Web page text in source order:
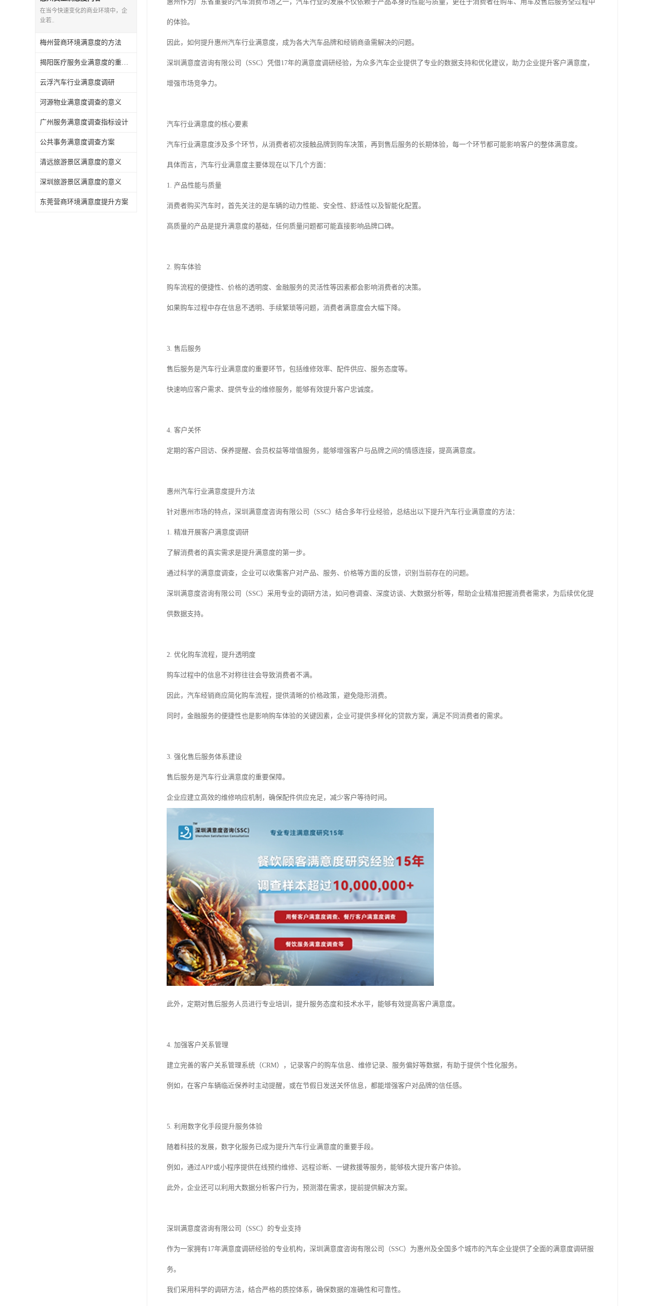
在当今快速变化的商业环境中，企
业若..
梅州营商环境满意度的方法
揭阳医疗服务业满意度的重要性有哪些
云浮汽车行业满意度调研
河源物业满意度调查的意义
广州服务满意度调查指标设计
公共事务满意度调查方案
清远旅游景区满意度的意义
深圳旅游景区满意度的意义
东莞营商环境满意度提升方案
惠州作为广东省重要的汽车消费市场之一，汽车行业的发展不仅依赖于产品本身的性能与质量，更在于消费者在购车、用车及售后服务全过程中
的体验。
因此，如何提升惠州汽车行业满意度，成为各大汽车品牌和经销商亟需解决的问题。
深圳满意度咨询有限公司（SSC）凭借17年的满意度调研经验，为众多汽车企业提供了专业的数据支持和优化建议，助力企业提升客户满意度，
增强市场竞争力。
汽车行业满意度的核心要素
汽车行业满意度涉及多个环节，从消费者初次接触品牌到购车决策，再到售后服务的长期体验，每一个环节都可能影响客户的整体满意度。
具体而言，汽车行业满意度主要体现在以下几个方面：
1. 产品性能与质量
消费者购买汽车时，首先关注的是车辆的动力性能、安全性、舒适性以及智能化配置。
高质量的产品是提升满意度的基础，任何质量问题都可能直接影响品牌口碑。
2. 购车体验
购车流程的便捷性、价格的透明度、金融服务的灵活性等因素都会影响消费者的决策。
如果购车过程中存在信息不透明、手续繁琐等问题，消费者满意度会大幅下降。
3. 售后服务
售后服务是汽车行业满意度的重要环节，包括维修效率、配件供应、服务态度等。
快速响应客户需求、提供专业的维修服务，能够有效提升客户忠诚度。
4. 客户关怀
定期的客户回访、保养提醒、会员权益等增值服务，能够增强客户与品牌之间的情感连接，提高满意度。
惠州汽车行业满意度提升方法
针对惠州市场的特点，深圳满意度咨询有限公司（SSC）结合多年行业经验，总结出以下提升汽车行业满意度的方法：
1. 精准开展客户满意度调研
了解消费者的真实需求是提升满意度的第一步。
通过科学的满意度调查，企业可以收集客户对产品、服务、价格等方面的反馈，识别当前存在的问题。
深圳满意度咨询有限公司（SSC）采用专业的调研方法，如问卷调查、深度访谈、大数据分析等，帮助企业精准把握消费者需求，为后续优化提
供数据支持。
2. 优化购车流程，提升透明度
购车过程中的信息不对称往往会导致消费者不满。
因此，汽车经销商应简化购车流程，提供清晰的价格政策，避免隐形消费。
同时，金融服务的便捷性也是影响购车体验的关键因素，企业可提供多样化的贷款方案，满足不同消费者的需求。
3. 强化售后服务体系建设
售后服务是汽车行业满意度的重要保障。
企业应建立高效的维修响应机制，确保配件供应充足，减少客户等待时间。
此外，定期对售后服务人员进行专业培训，提升服务态度和技术水平，能够有效提高客户满意度。
4. 加强客户关系管理
建立完善的客户关系管理系统（CRM），记录客户的购车信息、维修记录、服务偏好等数据，有助于提供个性化服务。
例如，在客户车辆临近保养时主动提醒，或在节假日发送关怀信息，都能增强客户对品牌的信任感。
5. 利用数字化手段提升服务体验
随着科技的发展，数字化服务已成为提升汽车行业满意度的重要手段。
例如，通过APP或小程序提供在线预约维修、远程诊断、一键救援等服务，能够极大提升客户体验。
此外，企业还可以利用大数据分析客户行为，预测潜在需求，提前提供解决方案。
深圳满意度咨询有限公司（SSC）的专业支持
作为一家拥有17年满意度调研经验的专业机构，深圳满意度咨询有限公司（SSC）为惠州及全国多个城市的汽车企业提供了全面的满意度调研服
务。
我们采用科学的调研方法，结合严格的质控体系，确保数据的准确性和可靠性。